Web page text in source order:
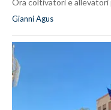
Ora coltivatori e
Gianni Agus